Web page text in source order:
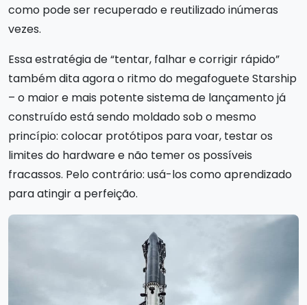
como pode ser recuperado e reutilizado inúmeras
vezes.
Essa estratégia de “tentar, falhar e corrigir rápido”
também dita agora o ritmo do megafoguete Starship
– o maior e mais potente sistema de lançamento já
construído está sendo moldado sob o mesmo
princípio: colocar protótipos para voar, testar os
limites do hardware e não temer os possíveis
fracassos. Pelo contrário: usá-los como aprendizado
para atingir a perfeição.